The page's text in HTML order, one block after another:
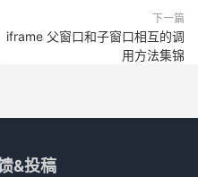
下一篇
iframe 父窗口和子窗口相互的调
用方法集锦
&投稿